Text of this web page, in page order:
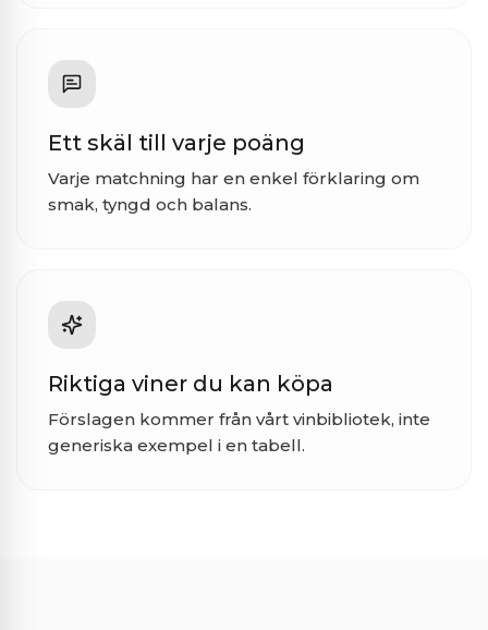
Ett skäl till varje poäng
Varje matchning har en enkel förklaring om
smak, tyngd och balans.
Riktiga viner du kan köpa
Förslagen kommer från vårt vinbibliotek, inte
generiska exempel i en tabell.